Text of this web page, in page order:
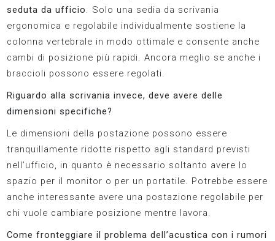
seduta da ufficio. Solo una sedia da scrivania
ergonomica e regolabile individualmente sostiene la
colonna vertebrale in modo ottimale e consente anche
cambi di posizione più rapidi. Ancora meglio se anche i
braccioli possono essere regolati.
Riguardo alla scrivania invece, deve avere delle
dimensioni specifiche?
Le dimensioni della postazione possono essere
tranquillamente ridotte rispetto agli standard previsti
nell’ufficio, in quanto è necessario soltanto avere lo
spazio per il monitor o per un portatile. Potrebbe essere
anche interessante avere una postazione regolabile per
chi vuole cambiare posizione mentre lavora.
Come fronteggiare il problema dell’acustica con i rumori